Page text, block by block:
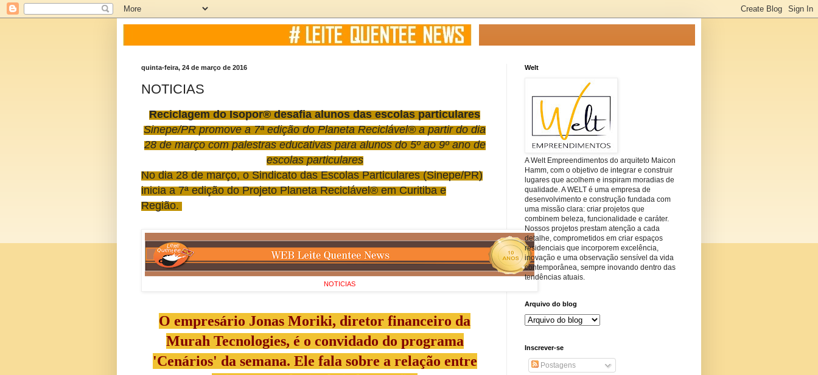
quinta-feira, 24 de março de 2016
NOTICIAS
Reciclagem doIsopor® desafia alunos das escolas particulares
Sinepe/PR promove a 7ª edição do PlanetaReciclável® a partir do dia
28 de março com palestras educativas para alunos do 5º ao 9º ano de
escolas particulares
No dia 28 de março, o Sindicato das Escolas Particulares (Sinepe/PR)
inicia a 7ª edição do ProjetoPlanetaReciclável® em Curitiba e
Região.
NOTICIAS
O empresário Jonas Moriki, diretor financeiro da
Murah Tecnologies, é o convidado do programa
'Cenários' da semana. Ele fala sobre a relação entre
Welt
A Welt Empreendimentos do arquiteto Maicon
Hamm, com o objetivo de integrar e construir
lugares que acolhem e inspiram moradias de
qualidade. A WELT é uma empresa de
desenvolvimento e construção fundada com
uma missão clara: criar projetos que
combinem beleza, funcionalidade e caráter.
Nossos projetos prestam atenção a cada
detalhe, comprometidos em criar espaços
residenciais que incorporem excelência,
inovação e uma observação sensível da vida
contemporânea, sempre inovando dentro das
tendências atuais.
Arquivo do blog
Inscrever-se
Postagens